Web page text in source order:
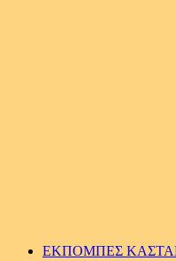
ΕΚΠΟΜΠΕΣ